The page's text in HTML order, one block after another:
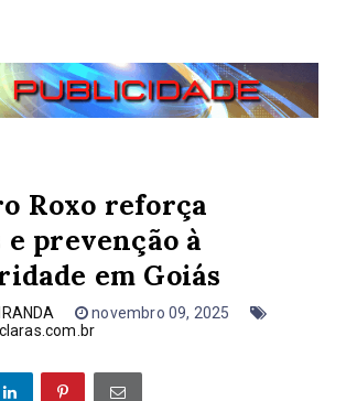
Roxo reforça
e prevenção à
em Goiás
novembro 09, 2025